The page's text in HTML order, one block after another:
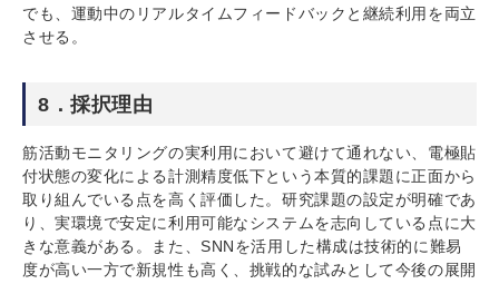
でも、運動中のリアルタイムフィードバックと継続利用を両立
させる。
8．採択理由
筋活動モニタリングの実利用において避けて通れない、電極貼
付状態の変化による計測精度低下という本質的課題に正面から
取り組んでいる点を高く評価した。研究課題の設定が明確であ
り、実環境で安定に利用可能なシステムを志向している点に大
きな意義がある。また、SNNを活用した構成は技術的に難易
度が高い一方で新規性も高く、挑戦的な試みとして今後の展開